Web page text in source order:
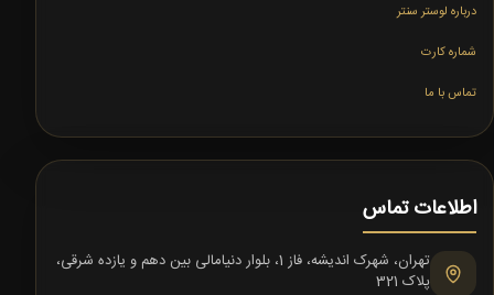
درباره لوستر سنتر
شماره کارت
تماس با ما
اطلاعات تماس
تهران، شهرک اندیشه، فاز 1، بلوار دنیامالی بین دهم و یازده شرقی،
پلاک 321